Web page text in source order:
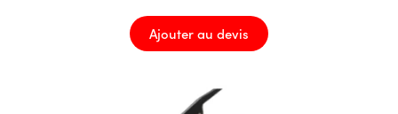
Ajouter au devis